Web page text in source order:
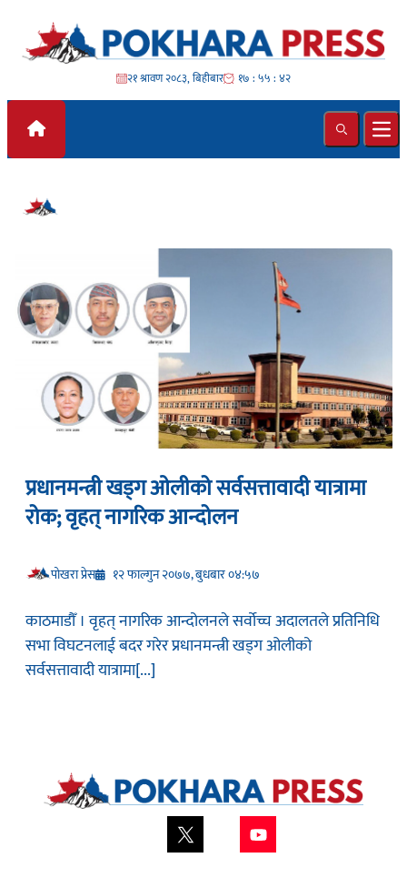
Skip to content
२१ श्रावण २०८३, बिहीबार १७ : ५५ : ४२
Search
प्रधानमन्त्री खड्ग ओलीको सर्वसत्तावादी यात्रामा
रोक; वृहत् नागरिक आन्दोलन
प‍ोखरा प्रेस १२ फाल्गुन २०७७, बुधबार ०४:५७
काठमाडौँ । वृहत् नागरिक आन्दोलनले सर्वोच्च अदालतले प्रतिनिधि
सभा विघटनलाई बदर गरेर प्रधानमन्त्री खड्ग ओलीको
सर्वसत्तावादी यात्रामा[...]